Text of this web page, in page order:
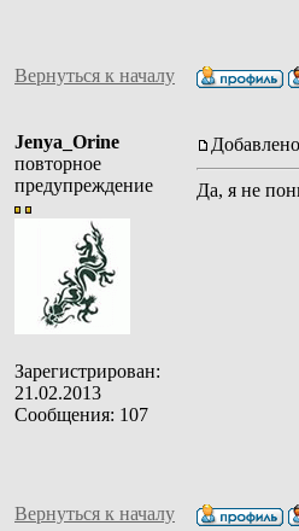
Вернуться к началу
Jenya_Orine
повторное
предупреждение
Зарегистрирован:
21.02.2013
Сообщения: 107
Да, я не
Вернуться к началу